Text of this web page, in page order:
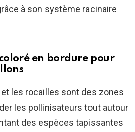
à son système racinaire
en bordure pour
les rocailles sont des zones
les pollinisateurs tout autour
des espèces tapissantes